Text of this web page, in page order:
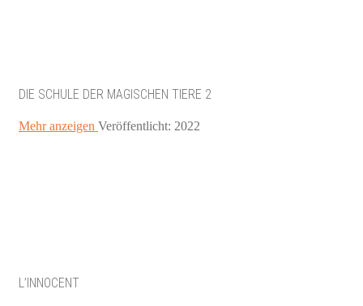
DIE SCHULE DER MAGISCHEN TIERE 2
Mehr anzeigen Veröffentlicht: 2022
L’INNOCENT